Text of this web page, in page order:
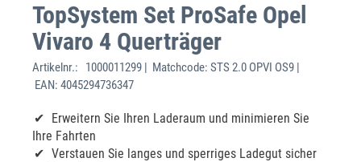
TopSystem Set ProSafe Opel
Vivaro 4 Querträger
Artikelnr.:
1000011299 | Matchcode: STS 2.0 OPVI OS9 |
EAN: 4045294736347
Erweitern Sie Ihren Laderaum und minimieren Sie
Ihre Fahrten
Verstauen Sie langes und sperriges Ladegut sicher